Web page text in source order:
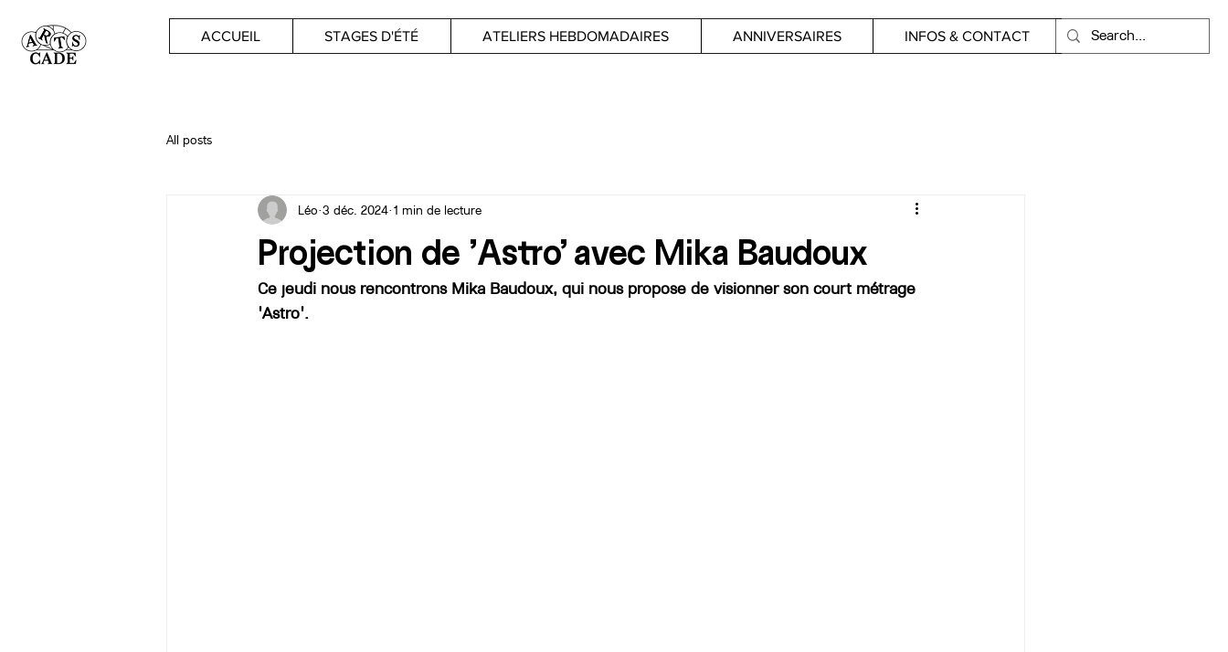
ACCUEIL STAGES D'ÉTÉ ATELIERS HEBDOMADAIRES ANNIVERSAIRES INFOS & CONTACT
All posts
Projection de 'Astro' avec Mika Baudoux
Léo 3 déc. 2024 1 min de lecture
Ce jeudi nous rencontrons Mika Baudoux, qui nous propose de visionner son court métrage
'Astro'.